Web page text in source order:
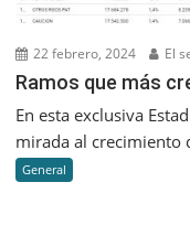
22 febrero, 2024 El
Ramos que más
En esta exclusiva
mirada al crecimiento
General